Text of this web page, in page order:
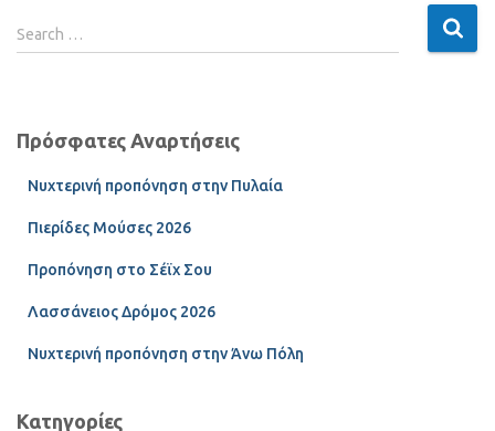
Search …
Πρόσφατες Αναρτήσεις
Νυχτερινή προπόνηση στην Πυλαία
Πιερίδες Μούσες 2026
Προπόνηση στο Σέϊχ Σου
Λασσάνειος Δρόμος 2026
Νυχτερινή προπόνηση στην Άνω Πόλη
Κατηγορίες